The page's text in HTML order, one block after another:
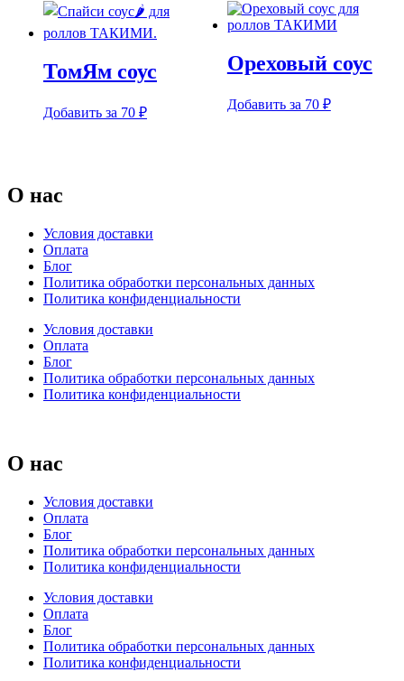
ТомЯм соус
Добавить за 70 ₽
Ореховый соус
Добавить за 70 ₽
О нас
Условия доставки
Оплата
Блог
Политика обработки персональных данных
Политика конфиденциальности
Условия доставки
Оплата
Блог
Политика обработки персональных данных
Политика конфиденциальности
О нас
Условия доставки
Оплата
Блог
Политика обработки персональных данных
Политика конфиденциальности
Условия доставки
Оплата
Блог
Политика обработки персональных данных
Политика конфиденциальности